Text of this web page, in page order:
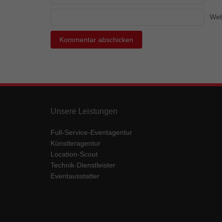
Unsere Leistungen
Full-Service-Eventagentur
Künstleragentur
Location-Scout
Technik-Dienstleister
Eventausstatter